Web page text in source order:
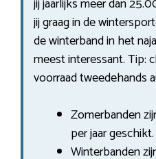
jij graag in de
de winterband in het
meest interessant. Tip:
voorraad tweedehands
Zomerbanden
per jaar geschikt.
Winterbanden